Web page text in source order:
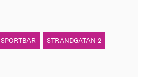
SPORTBAR STRANDGATAN 2